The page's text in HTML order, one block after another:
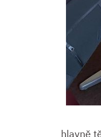
hlavně